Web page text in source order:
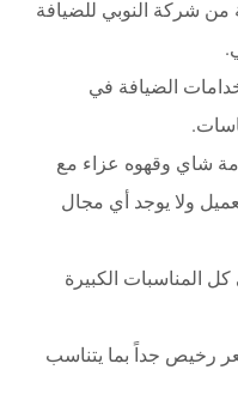
من شركة النوبي للضيافة
الضيافة في
شاي وقهوه عزاء مع
ولا يوجد أي مجال
المناسبات الكبيرة
رخيص جداً بما يتناسب